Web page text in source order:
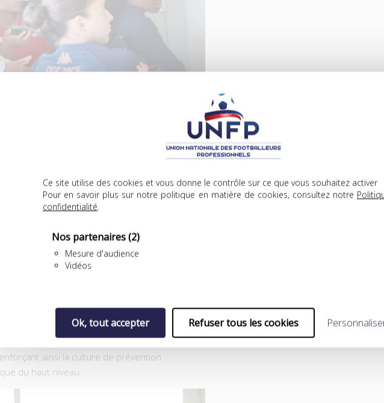
Ce site utilise des cookies et vous donne le contrôle sur ce que vous souhaitez activer
Pour en savoir plus sur notre politique en matière de cookies, consultez notre
confidentialité.
Nos partenaires(2)
Mesure d'audience
Vidéos
Ok, tout accepter Refuser tous les cookies
VIGILANCE ET AUTOMATISMES, DES
a permis d’approfondir plusieurs
en matière d’antidopage et leur
compléments alimentaires, souvent sous-
risques qu’ils comportent
à adopter pour éviter toute prise de risque
vigilance constante, tout au long de la carrière
concrets, ont été nourris par les nombreuses
ainsi la culture de prévention
du haut niveau.